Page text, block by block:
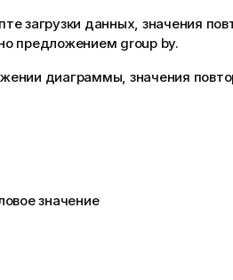
загрузки данных, значения
предложением group by.
диаграммы, значения
значение